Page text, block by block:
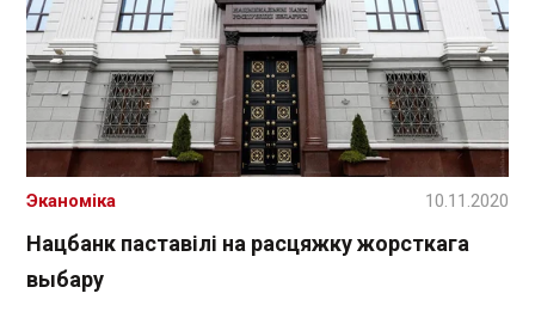
Нацбанк паставілі на расцяжку жорсткага
выбару
Эканоміка 10.11.2020